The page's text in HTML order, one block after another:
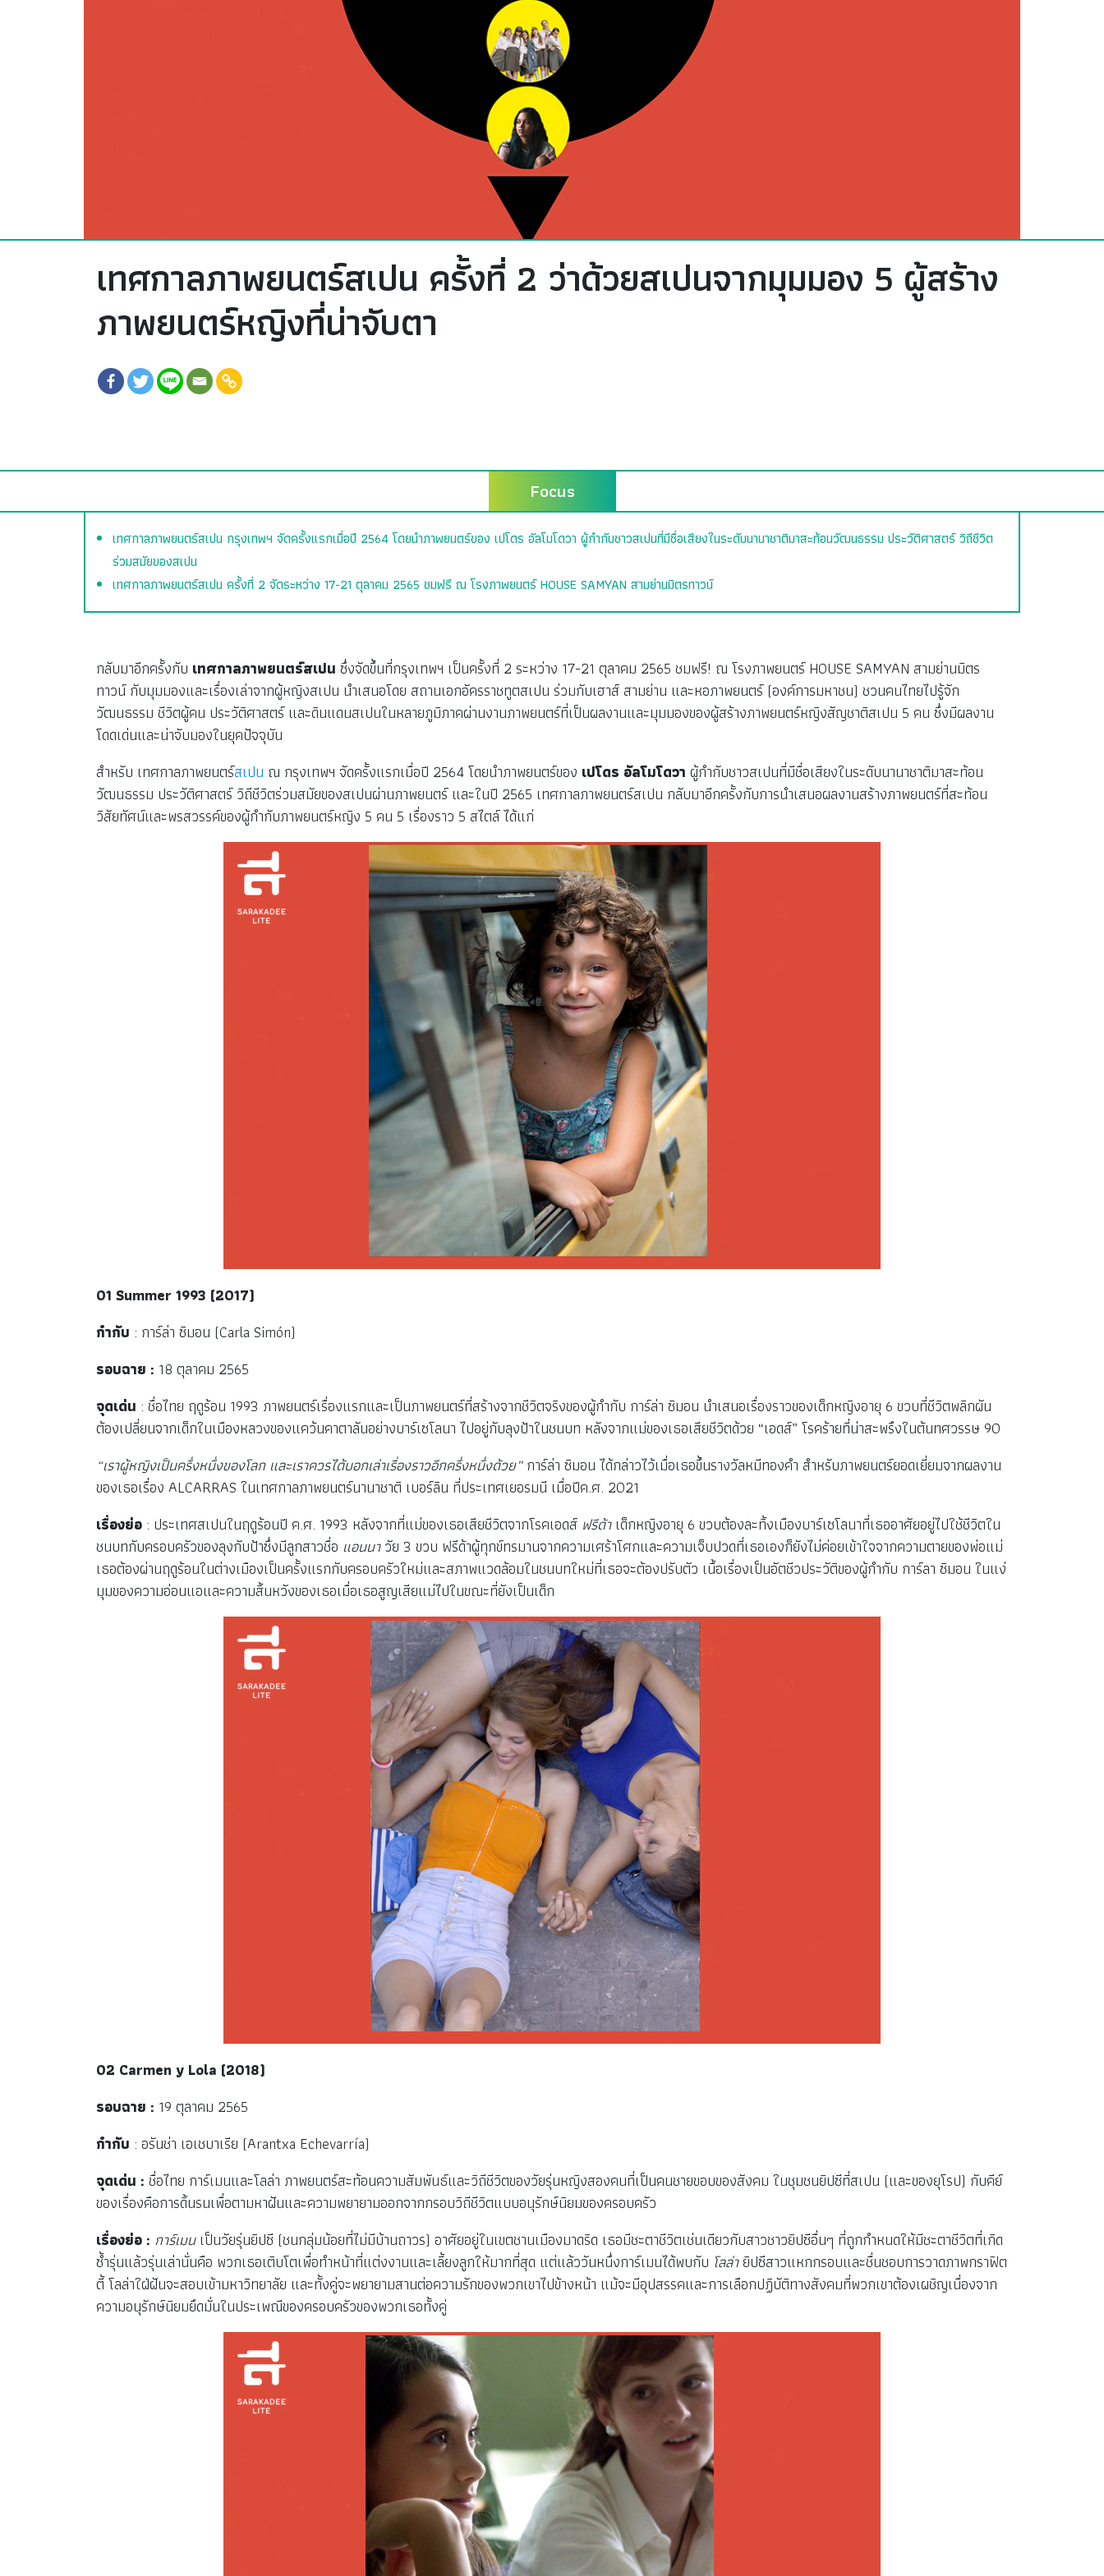
เทศกาลภาพยนตร์สเปน ครั้งที่ 2 ว่าด้วยสเปนจากมุมมอง 5 ผู้สร้าง
ภาพยนตร์หญิงที่น่าจับตา
Focus
เทศกาลภาพยนตร์สเปน กรุงเทพฯ จัดครั้งแรกเมื่อปี 2564 โดยนำภาพยนตร์ของ เปโดร อัลโมโดวา ผู้กำกับชาวสเปนที่มีชื่อเสียงในระดับนานาชาติมาสะท้อนวัฒนธรรม ประวัติศาสตร์ วิถีชีวิต
ร่วมสมัยของสเปน
เทศกาลภาพยนตร์สเปน ครั้งที่ 2 จัดระหว่าง 17-21 ตุลาคม 2565 ชมฟรี ณ โรงภาพยนตร์ HOUSE SAMYAN สามย่านมิตรทาวน์
กลับมาอีกครั้งกับ เทศกาลภาพยนตร์สเปน ซึ่งจัดขึ้นที่กรุงเทพฯ เป็นครั้งที่ 2 ระหว่าง 17-21 ตุลาคม 2565 ชมฟรี! ณ โรงภาพยนตร์ HOUSE SAMYAN สามย่านมิตร
ทาวน์ กับมุมมองและเรื่องเล่าจากผู้หญิงสเปน นำเสนอโดย สถานเอกอัครราชทูตสเปน ร่วมกับเฮาส์ สามย่าน และหอภาพยนตร์ (องค์การมหาชน) ชวนคนไทยไปรู้จัก
วัฒนธรรม ชีวิตผู้คน ประวัติศาสตร์ และดินแดนสเปนในหลายภูมิภาคผ่านงานภาพยนตร์ที่เป็นผลงานและมุมมองของผู้สร้างภาพยนตร์หญิงสัญชาติสเปน 5 คน ซึ่งมีผลงาน
โดดเด่นและน่าจับมองในยุคปัจจุบัน
สำหรับ เทศกาลภาพยนตร์สเปน ณ กรุงเทพฯ จัดครั้งแรกเมื่อปี 2564 โดยนำภาพยนตร์ของ เปโดร อัลโมโดวา ผู้กำกับชาวสเปนที่มีชื่อเสียงในระดับนานาชาติมาสะท้อน
วัฒนธรรม ประวัติศาสตร์ วิถีชีวิตร่วมสมัยของสเปนผ่านภาพยนตร์ และในปี 2565 เทศกาลภาพยนตร์สเปน กลับมาอีกครั้งกับการนำเสนอผลงานสร้างภาพยนตร์ที่สะท้อน
วิสัยทัศน์และพรสวรรค์ของผู้กำกับภาพยนตร์หญิง 5 คน 5 เรื่องราว 5 สไตล์ ได้แก่
01 Summer 1993 (2017)
กำกับ : การ์ล่า ซิมอน (Carla Simón)
รอบฉาย : 18 ตุลาคม 2565
จุดเด่น : ชื่อไทย ฤดูร้อน 1993 ภาพยนตร์เรื่องแรกและเป็นภาพยนตร์ที่สร้างจากชีวิตจริงของผู้กำกับ การ์ล่า ซิมอน นำเสนอเรื่องราวของเด็กหญิงอายุ 6 ขวบที่ชีวิตพลิกผัน
ต้องเปลี่ยนจากเด็กในเมืองหลวงของแคว้นคาตาลันอย่างบาร์เซโลนา ไปอยู่กับลุงป้าในชนบท หลังจากแม่ของเธอเสียชีวิตด้วย “เอดส์” โรคร้ายที่น่าสะพรึงในต้นทศวรรษ 90
“เราผู้หญิงเป็นครึ่งหนึ่งของโลก และเราควรได้บอกเล่าเรื่องราวอีกครึ่งหนึ่งด้วย”การ์ล่า ซิมอน ได้กล่าวไว้เมื่อเธอขึ้นรางวัลหมีทองคำ สำหรับภาพยนตร์ยอดเยี่ยมจากผลงาน
ของเธอเรื่อง ALCARRAS ในเทศกาลภาพยนตร์นานาชาติ เบอร์ลิน ที่ประเทศเยอรมนี เมื่อปีค.ศ. 2021
เรื่องย่อ : ประเทศสเปนในฤดูร้อนปี ค.ศ. 1993 หลังจากที่แม่ของเธอเสียชีวิตจากโรคเอดส์ ฟรีด้าเด็กหญิงอายุ 6 ขวบต้องละทิ้งเมืองบาร์เซโลนาที่เธออาศัยอยู่ไปใช้ชีวิตใน
ชนบทกับครอบครัวของลุงกับป้าซึ่งมีลูกสาวชื่อ แอนนาวัย 3 ขวบ ฟรีด้าผู้ทุกข์ทรมานจากความเศร้าโศกและความเจ็บปวดที่เธอเองก็ยังไม่ค่อยเข้าใจจากความตายของพ่อแม่
เธอต้องผ่านฤดูร้อนในต่างเมืองเป็นครั้งแรกกับครอบครัวใหม่และสภาพแวดล้อมในชนบทใหม่ที่เธอจะต้องปรับตัว เนื้อเรื่องเป็นอัตชีวประวัติของผู้กำกับ การ์ลา ซิมอน ในแง่
มุมของความอ่อนแอและความสิ้นหวังของเธอเมื่อเธอสูญเสียแม่ไปในขณะที่ยังเป็นเด็ก
02 Carmen y Lola (2018)
รอบฉาย : 19 ตุลาคม 2565
กำกับ : อรันช่า เอเชบาเรีย (Arantxa Echevarría)
จุดเด่น : ชื่อไทย การ์เมนและโลล่า ภาพยนตร์สะท้อนความสัมพันธ์และวิถีชีวิตของวัยรุ่นหญิงสองคนที่เป็นคนชายขอบของสังคม ในชุมชนยิปซีที่สเปน (และของยุโรป) กับคีย์
ของเรื่องคือการดิ้นรนเพื่อตามหาฝันและความพยายามออกจากกรอบวิถีชีวิตแบบอนุรักษ์นิยมของครอบครัว
เรื่องย่อ : การ์เมนเป็นวัยรุ่นยิปซี (ชนกลุ่มน้อยที่ไม่มีบ้านถาวร) อาศัยอยู่ในเขตชานเมืองมาดริด เธอมีชะตาชีวิตเช่นเดียวกับสาวชาวยิปซีอื่นๆ ที่ถูกกำหนดให้มีชะตาชีวิตที่เกิด
ซ้ำรุ่นแล้วรุ่นเล่านั่นคือ พวกเธอเติบโตเพื่อทำหน้าที่แต่งงานและเลี้ยงลูกให้มากที่สุด แต่แล้ววันหนึ่งการ์เมนได้พบกับ โลล่ายิปซีสาวแหกกรอบและชื่นชอบการวาดภาพกราฟิต
ตี้ โลล่าใฝ่ฝันจะสอบเข้ามหาวิทยาลัย และทั้งคู่จะพยายามสานต่อความรักของพวกเขาไปข้างหน้า แม้จะมีอุปสรรคและการเลือกปฏิบัติทางสังคมที่พวกเขาต้องเผชิญเนื่องจาก
ความอนุรักษ์นิยมยึดมั่นในประเพณีของครอบครัวของพวกเธอทั้งคู่